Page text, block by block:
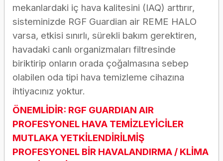
mekanlardaki iç hava kalitesini (IAQ) arttırır,
sisteminizde RGF Guardian air REME HALO
varsa, etkisi sınırlı, sürekli bakım gerektiren,
havadaki canlı organizmaları filtresinde
biriktirip onların orada çoğalmasına sebep
olabilen oda tipi hava temizleme cihazına
ihtiyacınız yoktur.
ÖNEMLİDİR: RGF GUARDIAN AIR
PROFESYONEL HAVA TEMİZLEYİCİLER
MUTLAKA YETKİLENDİRİLMİŞ
PROFESYONEL BİR HAVALANDIRMA / KLİMA